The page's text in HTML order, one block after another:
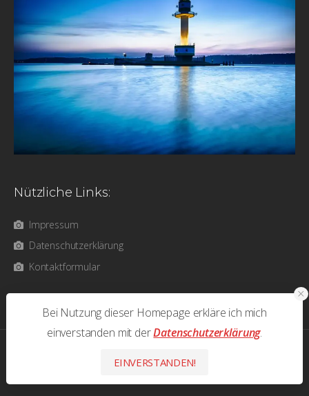
Nützliche Links:
Impressum
Datenschutzerklärung
Kontaktformular
photos & text © 2026 Olaf Bathke - All Rights Reserved
Bei Nutzung dieser Homepage erkläre ich mich
einverstanden mit derDatenschutzerklärung.
EINVERSTANDEN!